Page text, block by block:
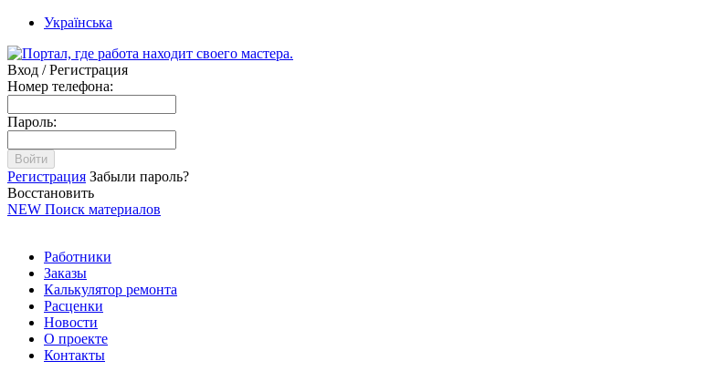
Українська
Вход / Регистрация
Номер телефона:
Пароль:
Войти
Регистрация Забыли пароль?
Восстановить
NEW Поиск материалов
Работники
Заказы
Калькулятор ремонта
Расценки
Новости
О проекте
Контакты